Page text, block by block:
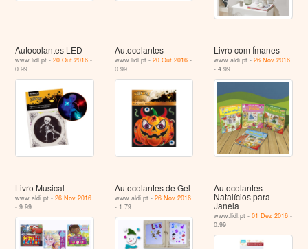
Autocolantes LED
www.lidl.pt -20 Out 2016 -
0.99
Autocolantes
www.lidl.pt - 20 Out 2016-
0.99
Livro com Ímanes
www.aldi.pt -26 Nov 2016
- 4.99
Livro Musical
www.aldi.pt -26 Nov 2016
- 9.99
Autocolantes de Gel
www.aldi.pt - 26 Nov 2016
- 1.79
Autocolantes
Natalícios para
Janela
www.lidl.pt -01 Dez 2016 -
0.99